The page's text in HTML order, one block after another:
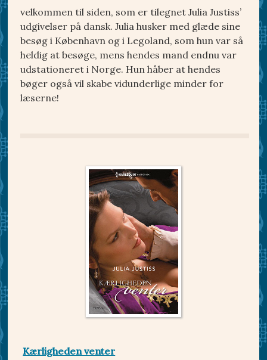
velkommen til siden, som er tilegnet Julia Justiss’
udgivelser på dansk. Julia husker med glæde sine
besøg i København og i Legoland, som hun var så
heldig at besøge, mens hendes mand endnu var
udstationeret i Norge. Hun håber at hendes
bøger også vil skabe vidunderlige minder for
læserne!
Kærligheden venter